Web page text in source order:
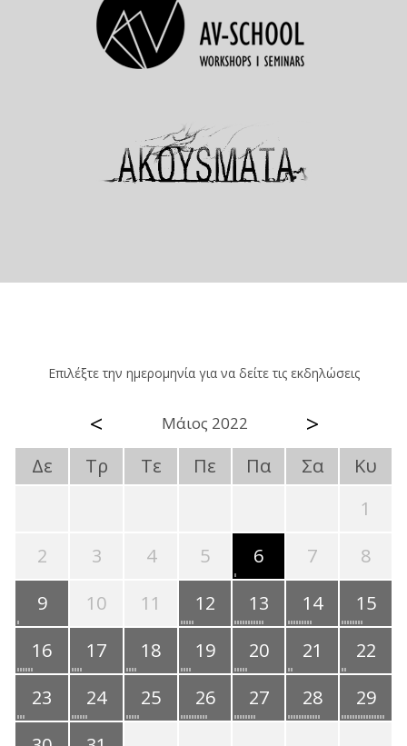
Επιλέξτε την ημερομηνία για να δείτε τις εκδηλώσεις
< Μάιος 2022 >
Δε Τρ Τε Πε Πα Σα
Κυ
1
2
3 4 5 6 7
8
9
10 11 12 13 14
15
16
17 18 19 20 21
22
23
24 25 26 27 28
29